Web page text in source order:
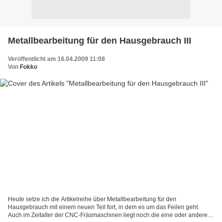
Metallbearbeitung für den Hausgebrauch III
Veröffentlicht am 16.04.2009 11:08
Von Fokko
Heute setze ich die Artikelreihe über Metallbearbeitung für den
Hausgebrauch mit einem neuen Teil fort, in dem es um das Feilen geht.
Auch im Zeitalter der CNC-Fräsmaschinen liegt noch die eine oder andere